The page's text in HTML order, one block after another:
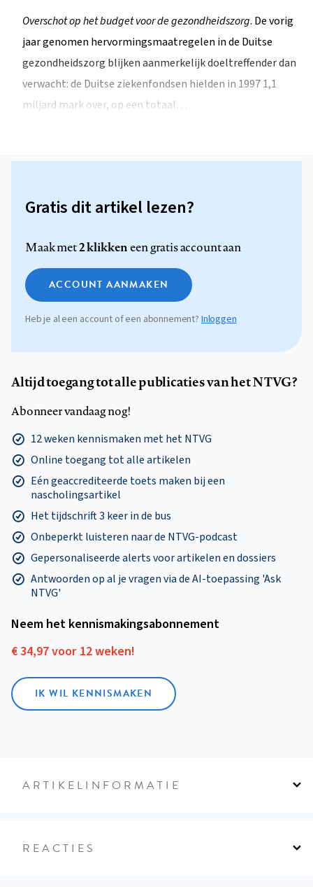
Overschot op het budget voor de gezondheidszorg. De vorig
jaar genomen hervormingsmaatregelen in de Duitse
gezondheidszorg blijken aanmerkelijk doeltreffender dan
verwacht: de Duitse ziekenfondsen hielden in 1997 1,1
miljard mark over, op een totaal…
Gratis dit artikel lezen?
Maak met2 klikkeneen gratis account aan
ACCOUNT AANMAKEN
Heb je al een account of een abonnement? Inloggen
Altijd toegang tot alle publicaties van het NTVG?
Abonneer vandaag nog!
12 weken kennismaken met het NTVG
Online toegang tot alle artikelen
Eén geaccrediteerde toets maken bij een
nascholingsartikel
Het tijdschrift 3 keer in de bus
Onbeperkt luisteren naar de NTVG-podcast
Gepersonaliseerde alerts voor artikelen en dossiers
Antwoorden op al je vragen via de AI-toepassing 'Ask
NTVG'
Neem het kennismakings­abonnement
€ 34,97 voor 12 weken!
IK WIL KENNISMAKEN
ARTIKELINFORMATIE
REACTIES